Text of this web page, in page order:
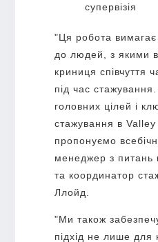
супервізія
"Ця робота вимагає
до людей, з якими
криниця співчуття
під час
головних цілей і
стажування в
пропонуємо
менеджер з питань
та координатор
Ллойд.
"Ми також
підхід не лише для